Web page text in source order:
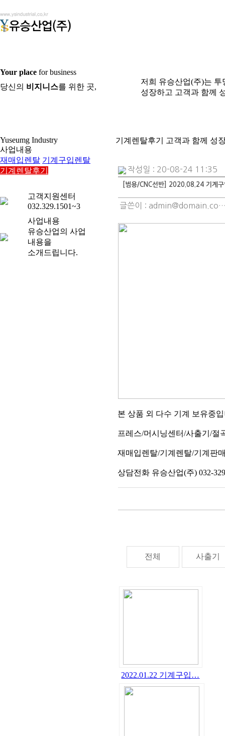
Your place for business
당신의 비지니스를 위한 곳,
저희 유승산업(주)는
성장하고 고객과 함께
Yuseumg Industry
사업내용
재매입렌탈 기계구입렌탈
기계렌탈후기
고객지원센터
032.329.1501~3
사업내용
유승산업의 사업
내용을
소개드립니다.
기계렌탈후기 고객과 함께 성
작성일 : 20-08-24 11:35
[범용/CNC선반] 2020.08.24 기계
글쓴이 :
본 상품 외 다수 기계 보유중
프레스/머시닝센터/사출기/절
재매입렌탈/기계렌탈/기계판
상담전화 유승산업(주) 032-
전체 사출기
2022.01.22 기계구입…